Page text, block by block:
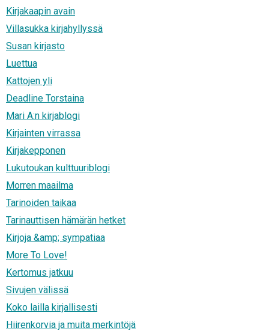
Kirjakaapin avain
Villasukka kirjahyllyssä
Susan kirjasto
Luettua
Kattojen yli
Deadline Torstaina
Mari A:n kirjablogi
Kirjainten virrassa
Kirjakepponen
Lukutoukan kulttuuriblogi
Morren maailma
Tarinoiden taikaa
Tarinauttisen hämärän hetket
Kirjoja &amp; sympatiaa
More To Love!
Kertomus jatkuu
Sivujen välissä
Koko lailla kirjallisesti
Hiirenkorvia ja muita merkintöjä